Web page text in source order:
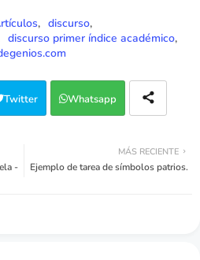
discurso
discurso primer índice académico
Twitter Whatsapp
MÁS RECIENTE
Ejemplo de tarea de símbolos patrios.
-